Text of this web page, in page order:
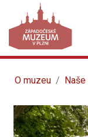
O muzeu